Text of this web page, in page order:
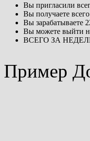
Вы пригласили
Вы получаете
Вы зарабатываете
Вы можете выйти
ВСЕГО ЗА
Пример